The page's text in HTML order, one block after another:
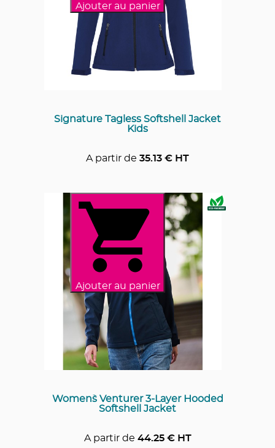
Ajouter au panier
Signature Tagless Softshell Jacket
Kids
A partir de 35.13 € HT
Ajouter au panier
Women`s Venturer 3-Layer Hooded
Softshell Jacket
A partir de 44.25€ HT